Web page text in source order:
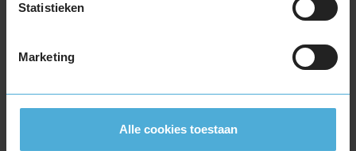
Statistieken
Marketing
Alle cookies toestaan